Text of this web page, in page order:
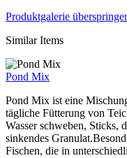
Produktgalerie
Similar Items
Pond Mix
Pond Mix ist eine
tägliche Fütterung von
Wasser schweben, Sticks,
sinkendes
Fischen, die in